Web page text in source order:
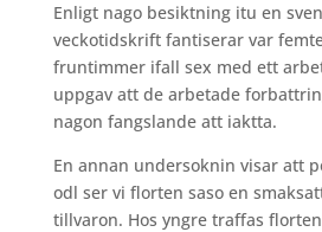
Enligt nago besiktning itu en
veckotidskrift fantiserar var
fruntimmer ifall sex med ett
uppgav att de arbetade
nagon fangslande att iaktta.
En annan undersoknin visar att
odl ser vi florten saso en
tillvaron. Hos yngre traffas